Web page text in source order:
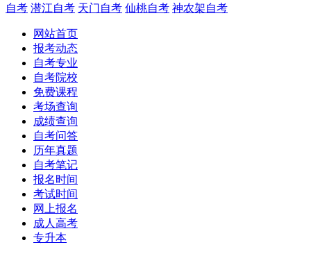
自考 潜江自考 天门自考 仙桃自考 神农架自考
网站首页
报考动态
自考专业
自考院校
免费课程
考场查询
成绩查询
自考问答
历年真题
自考笔记
报名时间
考试时间
网上报名
成人高考
专升本